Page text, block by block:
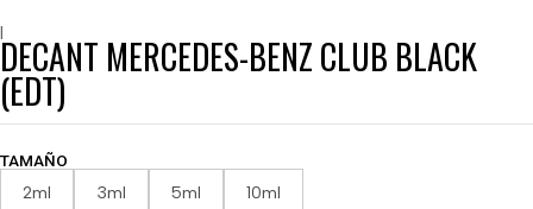
|
DECANT MERCEDES-BENZ CLUB BLACK
(EDT)
TAMAÑO
2ml 3ml 5ml 10ml